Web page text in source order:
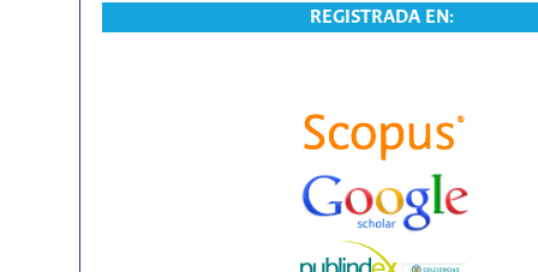
REGISTRADA EN: